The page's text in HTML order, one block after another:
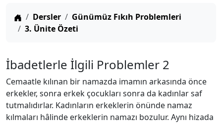
Anasayfa
Dersler
Günümüz Fıkıh Problemleri
3. Ünite Özeti
İbadetlerle İlgili Problemler 2
Cemaatle kılınan bir namazda imamın arkasında önce
erkekler, sonra erkek çocukları sonra da kadınlar saf
tutmalıdırlar. Kadınların erkeklerin önünde namaz
kılmaları hâlinde erkeklerin namazı bozulur. Aynı hizada